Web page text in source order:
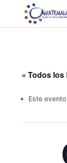
« Todos los
Este